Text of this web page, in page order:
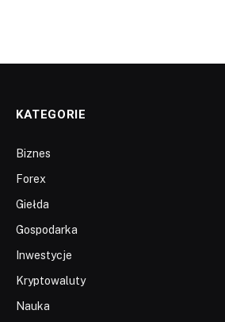
KATEGORIE
Biznes
Forex
Giełda
Gospodarka
Inwestycje
Kryptowaluty
Nauka